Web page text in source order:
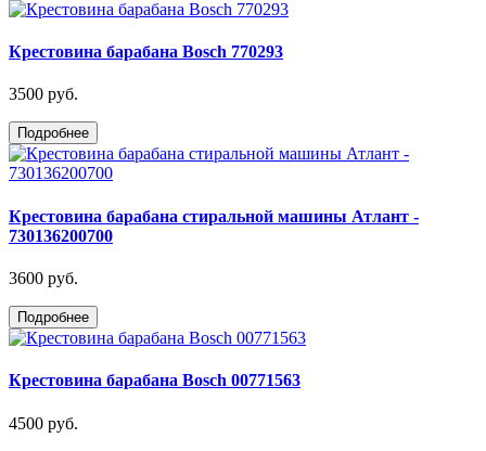
Крестовина барабана Bosch 770293
3500 руб.
Подробнее
Крестовина барабана стиральной машины Атлант -
730136200700
3600 руб.
Подробнее
Крестовина барабана Bosch 00771563
4500 руб.